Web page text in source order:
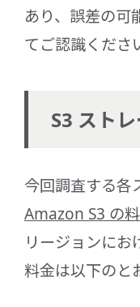
あり、誤差の可
てご認識くださ
S3 スト
今回調査する各
Amazon S3 の
リージョンにお
料金は以下のと